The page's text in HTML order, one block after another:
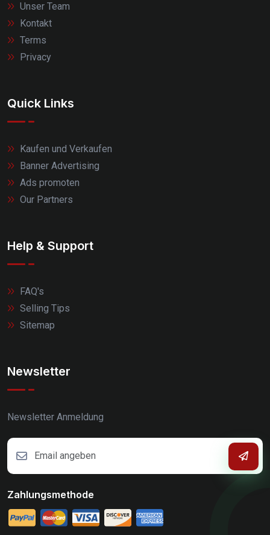
Unser Team
Kontakt
Terms
Privacy
Quick Links
Kaufen und Verkaufen
Banner Advertising
Ads promoten
Our Partners
Help & Support
FAQ's
Selling Tips
Sitemap
Newsletter
Newsletter Anmeldung
Zahlungsmethode